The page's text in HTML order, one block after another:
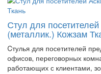
Стул для
(металлик.) Кожзам
Cтулья для посетителей
офисов, переговорных
работающих с клиентами,